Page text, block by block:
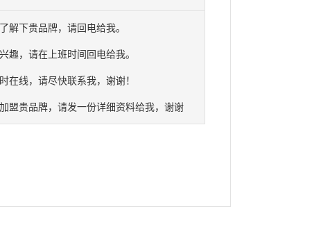
解下贵品牌，请回电给我。
趣，请在上班时间回电给我。
在线，请尽快联系我，谢谢！
盟贵品牌，请发一份详细资料给我，谢谢